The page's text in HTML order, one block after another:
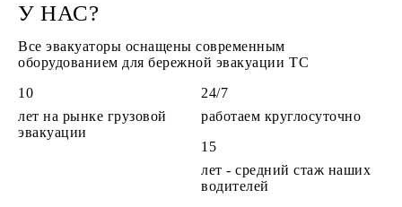
У НАС?
Все эвакуаторы оснащены современным
оборудованием для бережной эвакуации ТС
10
лет на рынке грузовой
эвакуации
24/7
работаем круглосуточно
15
лет - средний стаж наших
водителей